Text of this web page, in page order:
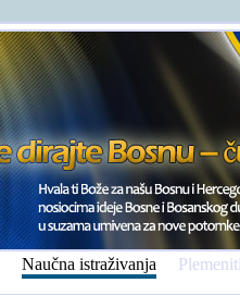
Naučna istraživanja